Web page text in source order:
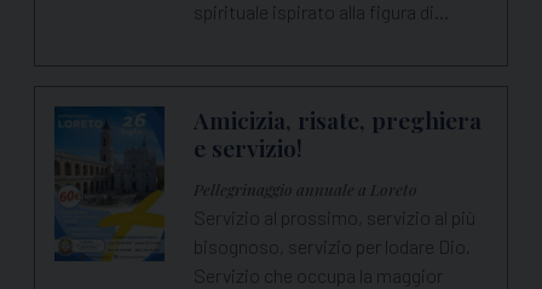
spirituale ispirato alla figura di…
Amicizia, risate, preghiera
e servizio!
Pellegrinaggio annuale a Loreto
Servizio al prossimo, servizio al più
bisognoso, servizio per lodare Dio.
Servizio che occupa la maggior